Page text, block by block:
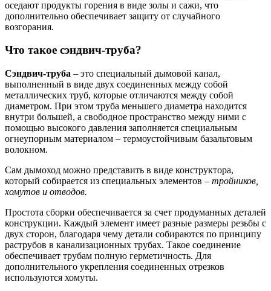
оседают продукты горения в виде золы и сажи, что
дополнительно обеспечивает защиту от случайного
возгорания.
Что такое сэндвич-труба?
Сэндвич-труба – это специальный дымовой канал,
выполненный в виде двух соединенных между собой
металлических труб, которые отличаются между собой
диаметром. При этом труба меньшего диаметра находится
внутри большей, а свободное пространство между ними с
помощью высокого давления заполняется специальным
огнеупорным материалом – термоустойчивым базальтовым
волокном.
Сам дымоход можно представить в виде конструктора,
который собирается из специальных элементов – тройников,
хомутов и отводов.
Простота сборки обеспечивается за счет продуманных деталей
конструкции. Каждый элемент имеет разные размеры резьбы с
двух сторон, благодаря чему детали собираются по принципу
раструбов в канализационных трубах. Такое соединение
обеспечивает трубам полную герметичность. Для
дополнительного укрепления соединенных отрезков
используются хомуты.